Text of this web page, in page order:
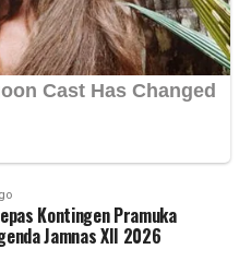
Facebook 0
Facebook 0
Kontingen Pramuka
Jamnas XII 2026